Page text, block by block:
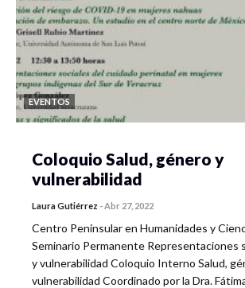
EVENTOS
Coloquio Salud, género y
vulnerabilidad
Laura Gutiérrez -Abr 27, 2022
Centro Peninsular en Humanidades y
Seminario Permanente Representaciones
y vulnerabilidad Coloquio Interno Salud,
vulnerabilidad Coordinado por la Dra.